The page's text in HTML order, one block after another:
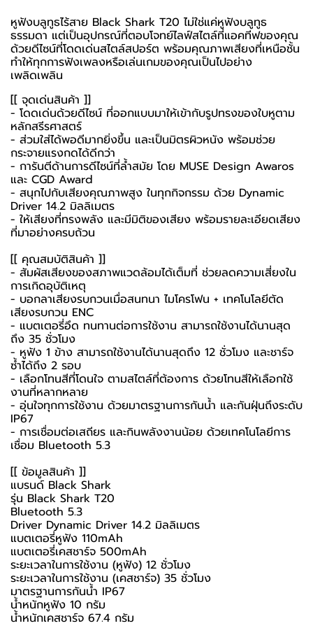
หูฟังบลูทูธไร้สาย Black Shark T20 ไม่ใช่แค่หูฟังบลูทูธ
ธรรมดา แต่เป็นอุปกรณ์ที่ตอบโจทย์ไลฟ์สไตล์ที่แอคทีฟของคุณ
ด้วยดีไซน์ที่โดดเด่นสไตล์สปอร์ต พร้อมคุณภาพเสียงที่เหนือชั้น
ทำให้ทุกการฟังเพลงหรือเล่นเกมของคุณเป็นไปอย่าง
เพลิดเพลิน
[[ จุดเด่นสินค้า ]]
- โดดเด่นด้วยดีไซน์ ที่ออกแบบมาให้เข้ากับรูปทรงของใบหูตาม
หลักสรีรศาสตร์
- ส่วมใส่ได้พอดีมากยิ่งขึ้น และเป็นมิตรผิวหนัง พร้อมช่วย
กระจายแรงกดได้ดีกว่า
- การันตีด้านการดีไซน์ที่ล้ำสมัย โดย MUSE Design Awaros
และ CGD Award
- สนุกไปกับเสียงคุณภาพสูง ในทุกกิจกรรม ด้วย Dynamic
Driver 14.2 มิลลิเมตร
- ให้เสียงที่ทรงพลัง และมีมิติของเสียง พร้อมรายละเอียดเสียง
ที่มาอย่างครบถ้วน
[[ คุณสมบัติสินค้า ]]
- สัมผัสเสียงของสภาพแวดล้อมได้เต็มที่ ช่วยลดความเสี่ยงใน
การเกิดอุบัติเหตุ
- บอกลาเสียงรบกวนเมื่อสนทนา ไมโครโฟน + เทคโนโลยีตัด
เสียงรบกวน ENC
- แบตเตอรี่อึด ทนทานต่อการใช้งาน สามารถใช้งานได้นานสุด
ถึง 35 ชั่วโมง
- หูฟัง 1 ข้าง สามารถใช้งานได้นานสุดถึง 12 ชั่วโมง และชาร์จ
ซ้ำได้ถึง 2 รอบ
- เลือกโทนสีที่โดนใจ ตามสไตล์ที่ต้องการ ด้วยโทนสีให้เลือกใช้
งานที่หลากหลาย
- อุ่นใจทุกการใช้งาน ด้วยมาตรฐานการกันน้ำ และกันฝุ่นถึงระดับ
IP67
- การเชื่อมต่อเสถียร และกินพลังงานน้อย ด้วยเทคโนโลยีการ
เชื่อม Bluetooth 5.3
[[ ข้อมูลสินค้า ]]
แบรนด์ Black Shark
รุ่น Black Shark T20
Bluetooth 5.3
Driver Dynamic Driver 14.2 มิลลิเมตร
แบตเตอรี่หูฟัง 110mAh
แบตเตอรี่เคสชาร์จ 500mAh
ระยะเวลาในการใช้งาน (หูฟัง) 12 ชั่วโมง
ระยะเวลาในการใช้งาน (เคสชาร์จ) 35 ชั่วโมง
มาตรฐานการกันน้ำ IP67
น้ำหนักหูฟัง 10 กรัม
น้ำหนักเคสชาร์จ 67.4 กรัม